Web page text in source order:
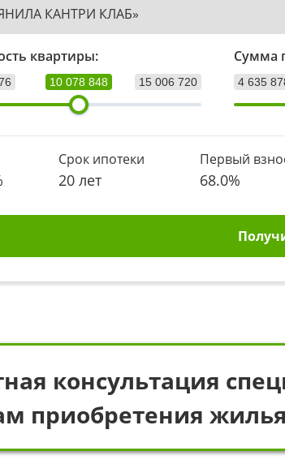
КАНТРИ КЛАБ»
квартиры:
15 006 720
10 078 848
Сумма
4 635
Срок ипотеки
20 лет
Первый
68.0%
консультация
приобретения